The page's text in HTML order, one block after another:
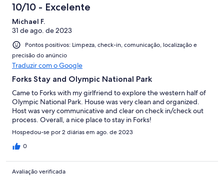
10/10 - Excelente
Michael F.
31 de ago. de 2023
Pontos positivos: Limpeza, check-in, comunicação, localização e
precisão do anúncio
Traduzir com o Google
Forks Stay and Olympic National Park
Came to Forks with my girlfriend to explore the western half of
Olympic National Park. House was very clean and organized.
Host was very communicative and clear on check in/check out
process. Overall, a nice place to stay in Forks!
Hospedou-se por 2 diárias em ago. de 2023
0
Avaliação verificada